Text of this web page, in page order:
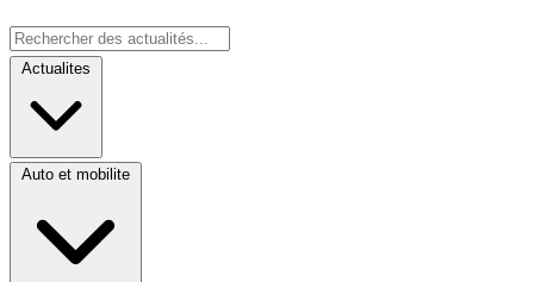
Actualites
Auto et mobilite